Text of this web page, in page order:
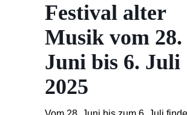
Festival alter
Musik vom 28.
Juni bis 6. Juli
2025